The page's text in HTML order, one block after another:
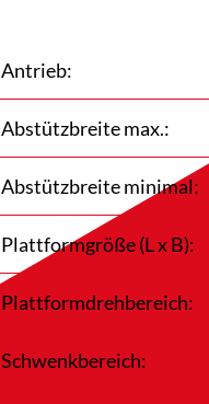
Antrieb:
Abstützbreite max.:
Abstützbreite minimal:
Plattformgröße (L x B):
Plattformdrehbereich:
Schwenkbereich: